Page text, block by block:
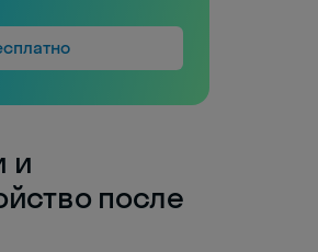
и
после